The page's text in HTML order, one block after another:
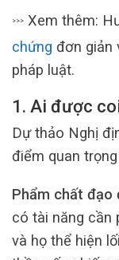
>>> Xem thêm:
chứng đơn giản
pháp luật.
1. Ai được
Dự thảo Nghị
điểm quan
Phẩm chất đạo
có tài năng cần
và họ thể hiện